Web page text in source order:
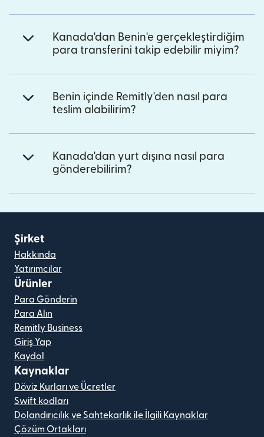
Kanada'dan Benin'e gerçekleştirdiğim
para transferini takip edebilir miyim?
Benin içinde Remitly'den nasıl para
teslim alabilirim?
Kanada'dan yurt dışına nasıl para
gönderebilirim?
Şirket
Hakkında
Yatırımcılar
Ürünler
Para Gönderin
Para Alın
Remitly Business
Giriş Yap
Kaydol
Kaynaklar
Döviz Kurları ve Ücretler
Swift kodları
Dolandırıcılık ve Sahtekarlık ile İlgili Kaynaklar
Çözüm Ortakları